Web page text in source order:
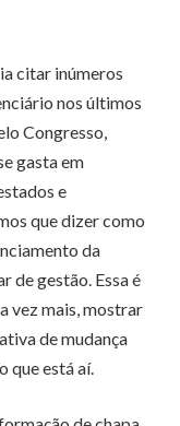
citar inúmeros
nos últimos
Congresso,
gasta em
e
que dizer como
da
de gestão. Essa é
vez mais, mostrar
de mudança
que está aí.